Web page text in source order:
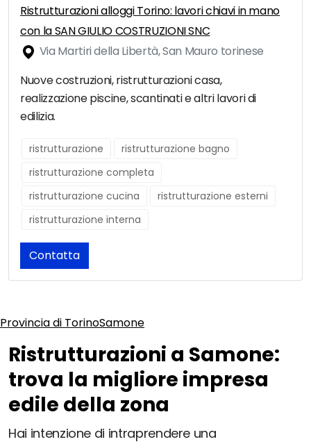
Ristrutturazioni alloggi Torino: lavori chiavi in mano
con la SAN GIULIO COSTRUZIONI SNC
Via Martiri della Libertà, San Mauro torinese
Nuove costruzioni, ristrutturazioni casa,
realizzazione piscine, scantinati e altri lavori di
edilizia.
ristrutturazione
ristrutturazione bagno
ristrutturazione completa
ristrutturazione cucina
ristrutturazione esterni
ristrutturazione interna
Contatta
Provincia di TorinoSamone
Ristrutturazioni a Samone:
trova la migliore impresa
edile della zona
Hai intenzione di intraprendere una